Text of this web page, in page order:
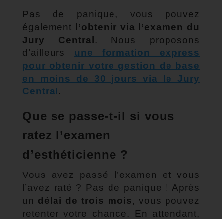
Pas de panique, vous pouvez
également l’obtenir via l’examen du
Jury Central. Nous proposons
d’ailleurs une formation express
pour obtenir votre gestion de base
en moins de 30 jours via le Jury
Central.
Que se passe-t-il si vous
ratez l’examen
d’esthéticienne ?
Vous avez passé l’examen et vous
l’avez raté ? Pas de panique ! Après
un délai de trois mois, vous pouvez
retenter votre chance. En attendant,